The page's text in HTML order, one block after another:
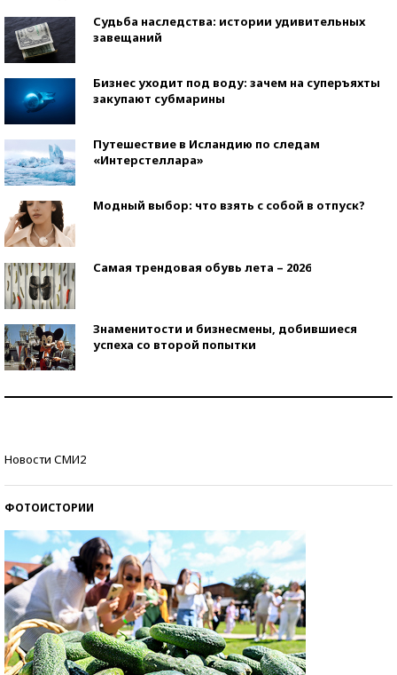
Судьба наследства: истории удивительных
завещаний
Бизнес уходит под воду: зачем на суперъяхты
закупают субмарины
Путешествие в Исландию по следам
«Интерстеллара»
Модный выбор: что взять с собой в отпуск?
Самая трендовая обувь лета – 2026
Знаменитости и бизнесмены, добившиеся
успеха со второй попытки
Новости СМИ2
ФОТОИСТОРИИ